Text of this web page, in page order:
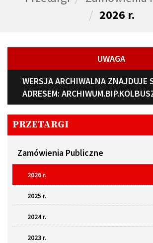
2026 r.
UWAGA
WERSJA ARCHIWALNA ZNAJDUJE
ADRESEM:
PRZETARGI
Zamówienia Publiczne
2026 r.
2025 r.
2024 r.
2023 r.